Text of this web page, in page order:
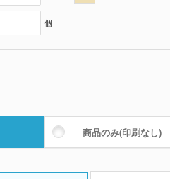
個
商品のみ(印刷なし)